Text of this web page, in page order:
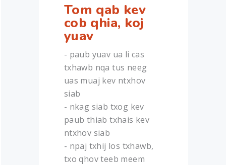
Tom qab kev
cob qhia, koj
yuav
- paub yuav ua li cas
txhawb nqa tus neeg
uas muaj kev ntxhov
siab
- nkag siab txog kev
paub thiab txhais kev
ntxhov siab
- npaj txhij los txhawb,
txo qhov teeb meem